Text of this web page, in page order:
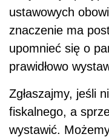
ustawowych
znaczenie ma
upomnieć się o
prawidłowo
Zgłaszajmy, jeśli
fiskalnego, a
wystawić.